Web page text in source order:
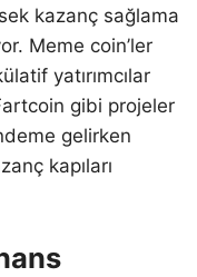
kazanç sağlama
Meme coin’ler
yatırımcılar
gibi projeler
gelirken
kapıları